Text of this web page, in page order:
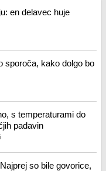
en delavec huje
sporoča, kako dolgo bo
s temperaturami do
padavin
so bile govorice,